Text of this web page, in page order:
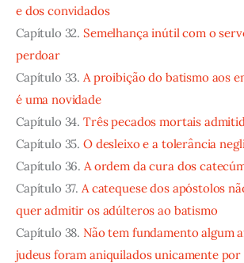
e dos convidados
Capítulo 32.Semelhança inútil com o
perdoar
Capítulo 33. A proibição do batismo aos
é uma novidade
Capítulo 34.Três pecados mortais
Capítulo 35.O desleixo e a tolerância
Capítulo 36. A ordem da cura dos
Capítulo 37. A catequese dos apóstolos
quer admitir os adúlteros ao batismo
Capítulo 38. Não tem fundamento algum
judeus foram aniquilados unicamente